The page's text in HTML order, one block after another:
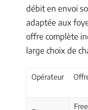
débit en envoi
adaptée aux
offre complète
large choix de
Opérateur